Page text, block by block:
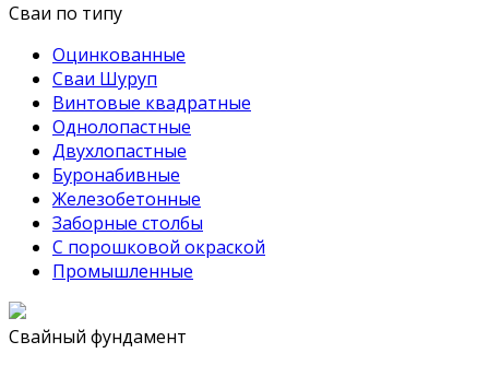
Сваи по типу
Оцинкованные
Сваи Шуруп
Винтовые квадратные
Однолопастные
Двухлопастные
Буронабивные
Железобетонные
Заборные столбы
С порошковой окраской
Промышленные
Свайный фундамент